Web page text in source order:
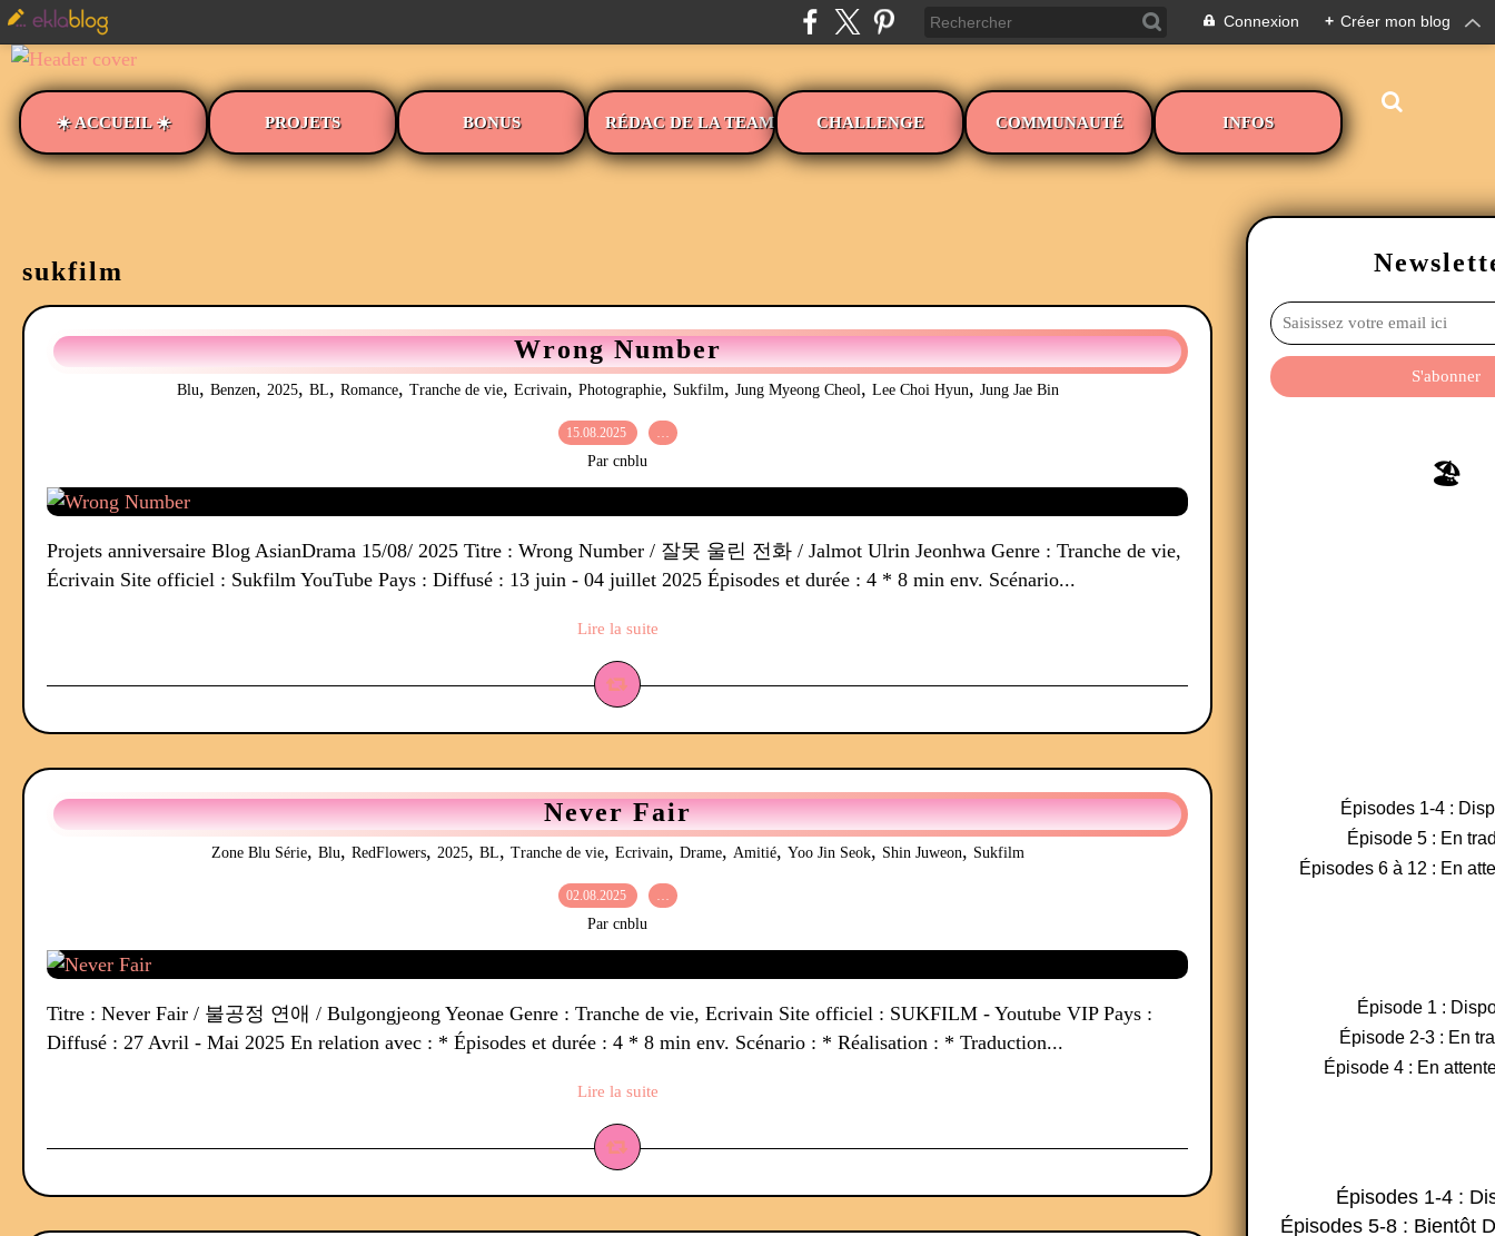
Connexion + Créer mon blog
☀️ ACCUEIL ☀️ PROJETS BONUS RÉDAC DE LA TEAM CHALLENGE COMMUNAUTÉ INFOS
sukfilm
Wrong Number
Blu, Benzen, 2025, BL, Romance, Tranche de vie, Ecrivain, Photographie, Sukfilm, Jung Myeong Cheol, Lee Choi Hyun, Jung Jae Bin
15.08.2025 …
Par cnblu
Projets anniversaire Blog AsianDrama 15/08/ 2025 Titre : Wrong Number / 잘못 울린 전화 / Jalmot Ulrin Jeonhwa Genre : Tranche de vie,
Écrivain Site officiel : Sukfilm YouTube Pays : Diffusé : 13 juin - 04 juillet 2025 Épisodes et durée : 4 * 8 min env. Scénario...
Lire la suite
Never Fair
Zone Blu Série, Blu, RedFlowers, 2025, BL, Tranche de vie, Ecrivain, Drame, Amitié, Yoo Jin Seok, Shin Juweon, Sukfilm
02.08.2025 …
Par cnblu
Titre : Never Fair / 불공정 연애 / Bulgongjeong Yeonae Genre : Tranche de vie, Ecrivain Site officiel : SUKFILM - Youtube VIP Pays :
Diffusé : 27 Avril - Mai 2025 En relation avec : * Épisodes et durée : 4 * 8 min env. Scénario : * Réalisation : * Traduction...
Lire la suite
🏖️
Épisodes 1-4 :
Épisode 5 : En
Épisodes 6 à 12 : En
Épisode 1 :
Épisode 2-3 : En
Épisode 4 : En
Épisodes 1-4 :
Épisodes 5-8 : Bientôt